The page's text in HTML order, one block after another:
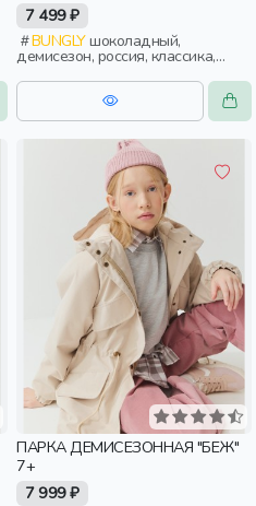
7 499 ₽
BUNGLYшоколадный,
демисезон, россия, классика,
мальчики, дети, малыши,
дошкольники
ПАРКА ДЕМИСЕЗОННАЯ "БЕЖ"
7+
7 999 ₽